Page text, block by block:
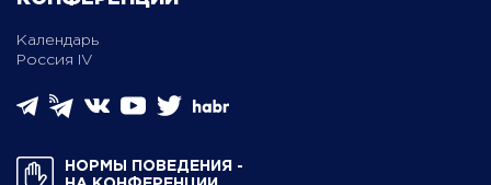
Календарь
Россия IV
НОРМЫ ПОВЕДЕНИЯ ­